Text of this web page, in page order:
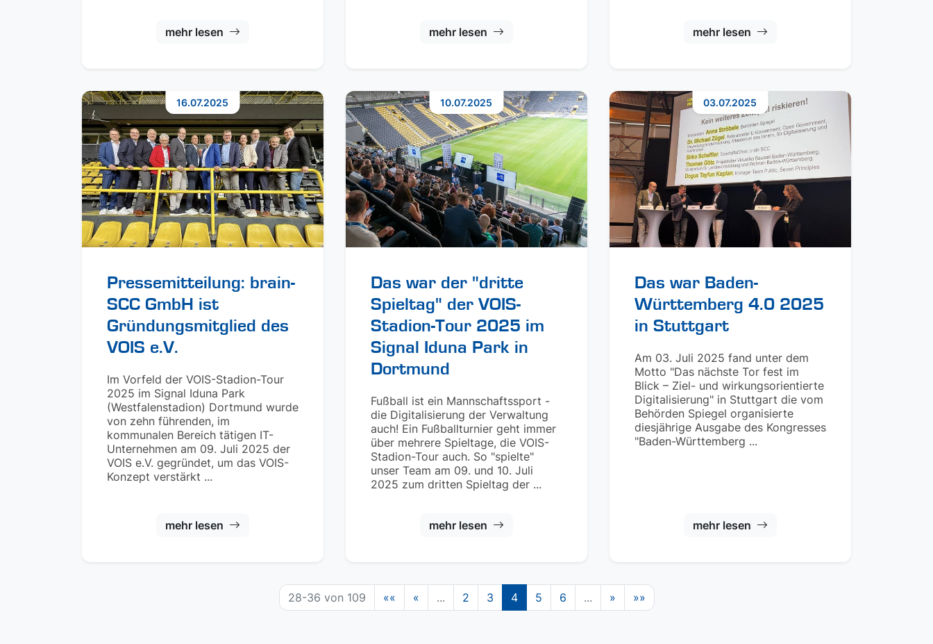
mehr lesen mehr lesen mehr lesen
Pressemitteilung: brain-
SCC GmbH ist
Gründungsmitglied des
VOIS e.V.
Im Vorfeld der VOIS-Stadion-Tour
2025 im Signal Iduna Park
(Westfalenstadion) Dortmund wurde
von zehn führenden, im
kommunalen Bereich tätigen IT-
Unternehmen am 09. Juli 2025 der
VOIS e.V. gegründet, um das VOIS-
Konzept verstärkt ...
mehr lesen
16.07.2025
Das war der "dritte
Spieltag" der VOIS-
Stadion-Tour 2025 im
Signal Iduna Park in
Dortmund
Fußball ist ein Mannschaftssport -
die Digitalisierung der Verwaltung
auch! Ein Fußballturnier geht immer
über mehrere Spieltage, die VOIS-
Stadion-Tour auch. So "spielte"
unser Team am 09. und 10. Juli
2025 zum dritten Spieltag der ...
mehr lesen
10.07.2025
Das war Baden-
Württemberg 4.0 2025
in Stuttgart
Am 03. Juli 2025 fand unter dem
Motto "Das nächste Tor fest im
Blick – Ziel- und wirkungsorientierte
Digitalisierung" in Stuttgart die vom
Behörden Spiegel organisierte
diesjährige Ausgabe des Kongresses
"Baden-Württemberg ...
mehr lesen
03.07.2025
28-36 von 109 «« « ... 2 3 4 5 6 ... » »»